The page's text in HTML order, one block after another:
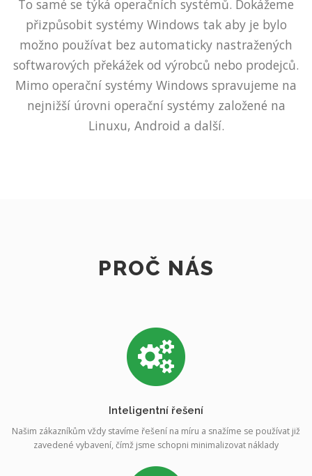
To samé se týká operačních systémů. Dokážeme
přizpůsobit systémy Windows tak aby je bylo
možno používat bez automaticky nastražených
softwarových překážek od výrobců nebo prodejců.
Mimo operační systémy Windows spravujeme na
nejnižší úrovni operační systémy založené na
Linuxu, Android a další.
PROČ NÁS
Inteligentní řešení
Našim zákazníkům vždy stavíme řešení na míru a snažíme se používat již
zavedené vybavení, čímž jsme schopni minimalizovat náklady